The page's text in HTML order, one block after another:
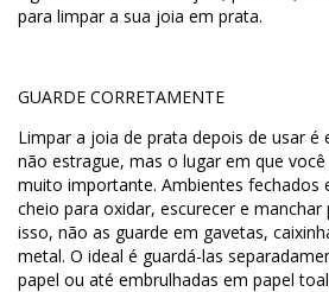
para limpar a sua joia em prata.
GUARDE CORRETAMENTE
Limpar a joia de prata depois de usar é
não estrague, mas o lugar em que
muito importante. Ambientes fechados
cheio para oxidar, escurecer e manchar
isso, não as guarde em gavetas,
metal. O ideal é guardá-las
papel ou até embrulhadas em papel